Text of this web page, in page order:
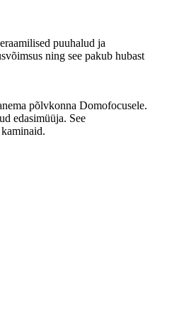
puuhalud ja
ning see pakub hubast
põlvkonna Domofocusele.
edasimüüja. See